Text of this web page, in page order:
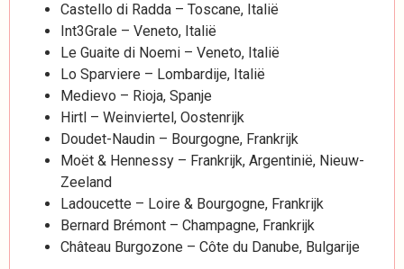
Castello di Radda – Toscane, Italië
Int3Grale – Veneto, Italië
Le Guaite di Noemi – Veneto, Italië
Lo Sparviere – Lombardije, Italië
Medievo – Rioja, Spanje
Hirtl – Weinviertel, Oostenrijk
Doudet-Naudin – Bourgogne, Frankrijk
Moët & Hennessy – Frankrijk, Argentinië, Nieuw-
Zeeland
Ladoucette – Loire & Bourgogne, Frankrijk
Bernard Brémont – Champagne, Frankrijk
Château Burgozone – Côte du Danube, Bulgarije